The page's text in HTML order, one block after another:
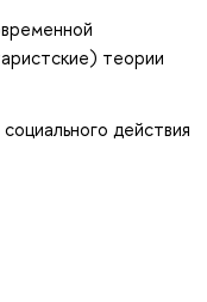
теории
действия